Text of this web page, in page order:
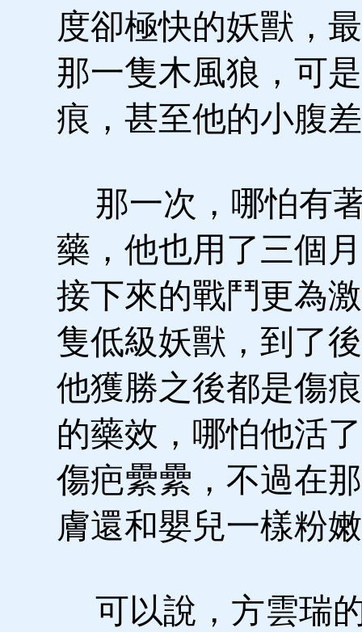
度卻極快的妖獸，
那一隻木風狼，可
痕，甚至他的小腹
那一次，哪怕有
藥，他也用了三個
接下來的戰鬥更為
隻低級妖獸，到了
他獲勝之後都是傷
的藥效，哪怕他活
傷疤纍纍，不過在
膚還和嬰兒一樣粉
可以說，方雲瑞